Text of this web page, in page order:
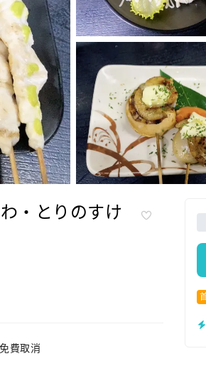
・とりのすけ
費取消